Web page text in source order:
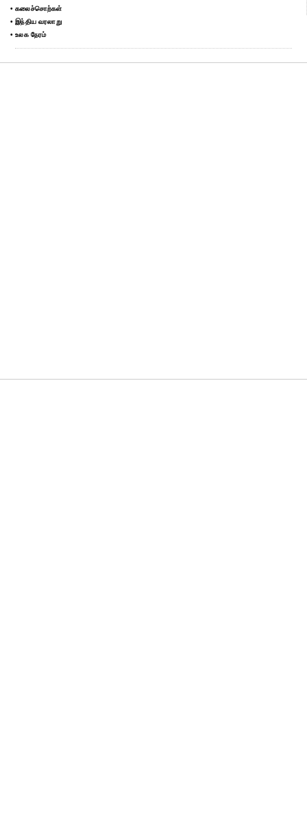
• கலைச்சொற்கள்
• இந்திய வரலாறு
• உலக நேரம்